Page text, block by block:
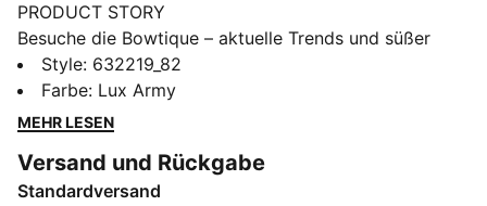
PRODUCT STORY
Besuche die Bowtique – aktuelle Trends und süßer
Style in einem! Die Bowtique Kollektion für junge
Trendsetter zeigt unsere klassischen Sneakers in
zuckersüßen Versionen mit hübschen Schnürsenkeln
FEATURES + VORTEILE
Hergestellt aus mindestens 50 % recycelten
Style: 632219_82
Farbe: Lux Army
MEHR LESEN
Versand und Rückgabe
Standardversand